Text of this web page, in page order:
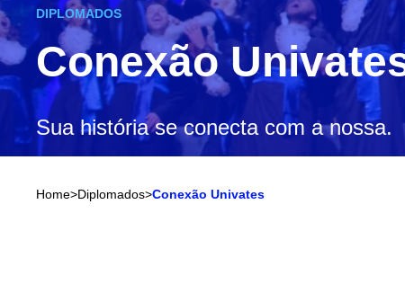
DIPLOMADOS
Conexão
Sua história se conecta com a nossa.
Home>Diplomados>Conexão Univates